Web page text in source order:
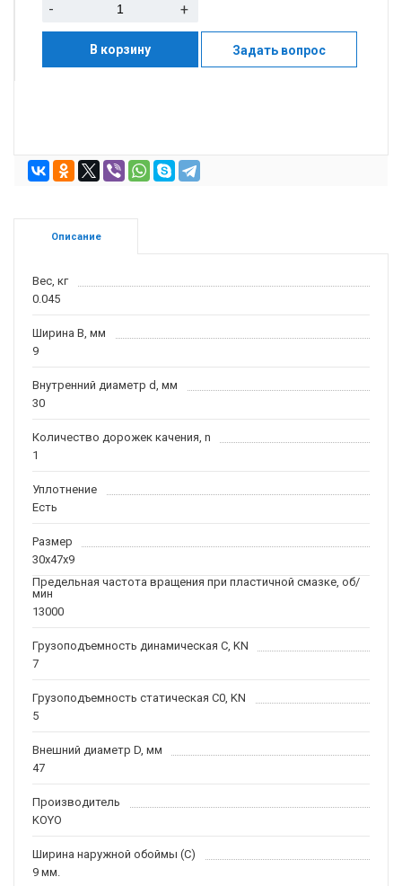
- +
В корзину Задать вопрос
Описание
Вес, кг
0.045
Ширина B, мм
9
Внутренний диаметр d, мм
30
Количество дорожек качения, n
1
Уплотнение
Есть
Размер
30x47x9
Предельная частота вращения при пластичной смазке, об/
мин
13000
Грузоподъемность динамическая C, KN
7
Грузоподъемность статическая C0, KN
5
Внешний диаметр D, мм
47
Производитель
KOYO
Ширина наружной обоймы (C)
9 мм.